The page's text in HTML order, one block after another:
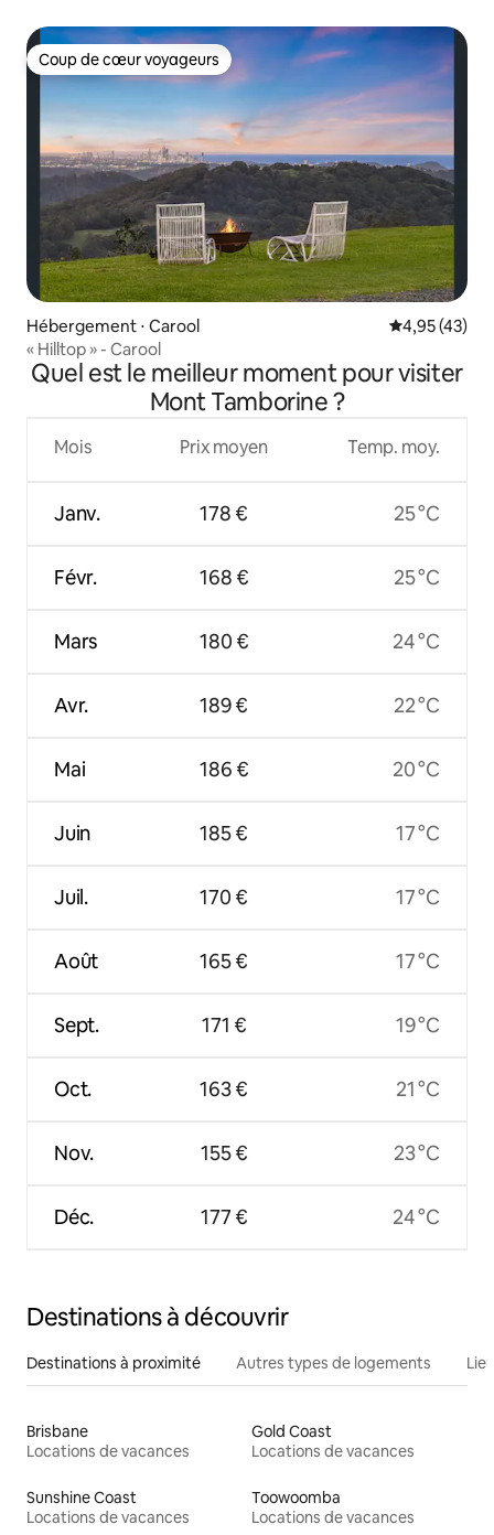
Coup de cœur voyageurs
Coup de cœur voyageurs
Hébergement ⋅ Carool Évaluation
4,95 (43)
« Hilltop » - Carool
Quel est le meilleur moment pour visiter
Mont Tamborine ?
Mois
Janv.
Févr.
Mars
Avr.
Mai
Juin
Juil.
Août
Sept.
Oct.
Nov.
Déc.
Prix moyen
178 €
168 €
180 €
189 €
186 €
185 €
170 €
165 €
171 €
163 €
155 €
177 €
Temp. moy.
25 °C
25 °C
24 °C
22 °C
20 °C
17 °C
17 °C
17 °C
19 °C
21 °C
23 °C
24 °C
Destinations à découvrir
Destinations à proximité Autres types de logements
Brisbane
Locations de vacances
Gold Coast
Locations de vacances
Sunshine Coast
Locations de vacances
Toowoomba
Locations de vacances